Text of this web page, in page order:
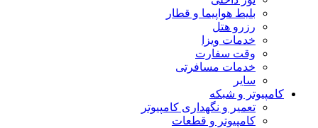
بلیط هواپیما و قطار
رزرو هتل
خدمات ویزا
وقت سفارت
خدمات مسافرتی
سایر
کامپیوتر و شبکه
تعمیر و نگهداری کامپیوتر
کامپیوتر و قطعات